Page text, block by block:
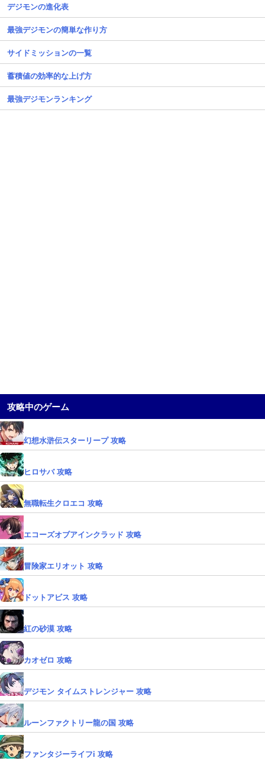
デジモンの進化表
最強デジモンの簡単な作り方
サイドミッションの一覧
蓄積値の効率的な上げ方
最強デジモンランキング
攻略中のゲーム
幻想水滸伝スターリープ 攻略
ヒロサバ 攻略
無職転生クロエコ 攻略
エコーズオブアインクラッド 攻略
冒険家エリオット 攻略
ドットアビス 攻略
紅の砂漠 攻略
カオゼロ 攻略
デジモン タイムストレンジャー 攻略
ルーンファクトリー龍の国 攻略
ファンタジーライフi 攻略